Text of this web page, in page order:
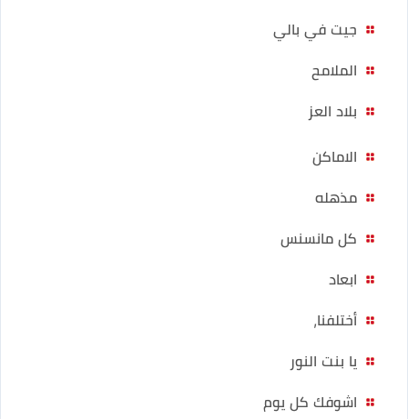
جيت في بالي
الملامح
بلاد العز
الاماكن
مذهله
كل مانسنس
ابعاد
أختلفنا,
يا بنت النور
اشوفك كل يوم